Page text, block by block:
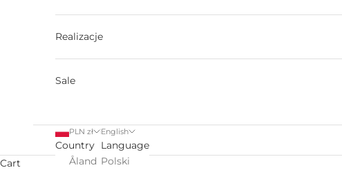
Realizacje
Sale
PLN zł
Country
Åland
English
Language
Polski
Cart